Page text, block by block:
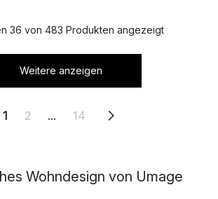
36 von 483 Produkten angezeigt
Weitere anzeigen
1 2 ... 14
Wohndesign von Umage